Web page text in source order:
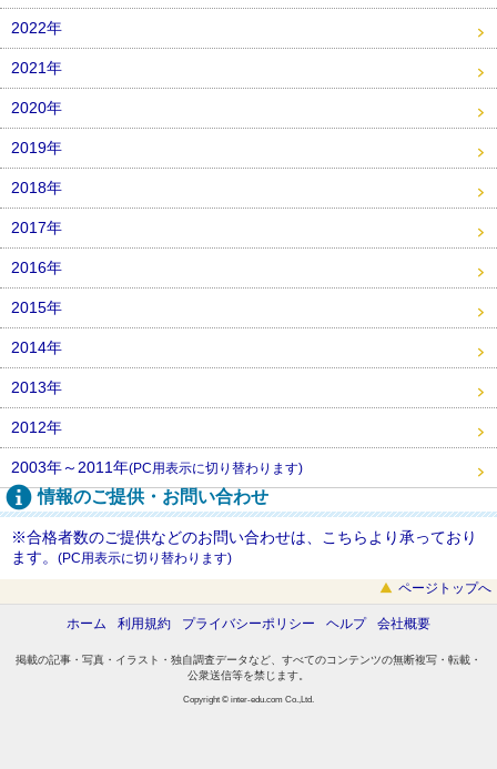
2022年
2021年
2020年
2019年
2018年
2017年
2016年
2015年
2014年
2013年
2012年
2003年～2011年(PC用表示に切り替わります)
情報のご提供・お問い合わせ
※合格者数のご提供などのお問い合わせは、こちらより承っており
ます。 (PC用表示に切り替わります)
ページトップへ
ホーム 利用規約 プライバシーポリシー ヘルプ 会社概要
掲載の記事・写真・イラスト・独自調査データなど、すべてのコンテンツの無断複写・転載・
公衆送信等を禁じます。
Copyright © inter-edu.com Co.,Ltd.